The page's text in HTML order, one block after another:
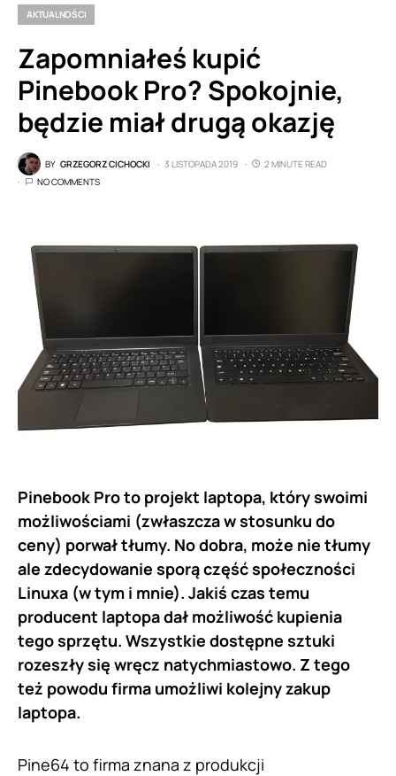
AKTUALNOŚCI
Zapomniałeś kupić
Pinebook Pro? Spokojnie,
będzie miał drugą okazję
BY GRZEGORZ CICHOCKI 3 LISTOPADA 2019
2 MINUTE READ
NO COMMENTS
Pinebook Pro to projekt laptopa, który swoimi
możliwościami (zwłaszcza w stosunku do
ceny) porwał tłumy. No dobra, może nie tłumy
ale zdecydowanie sporą część społeczności
Linuxa (w tym i mnie). Jakiś czas temu
producent laptopa dał możliwość kupienia
tego sprzętu. Wszystkie dostępne sztuki
rozeszły się wręcz natychmiastowo. Z tego
też powodu firma umożliwi kolejny zakup
laptopa.
Pine64 to firma znana z produkcji